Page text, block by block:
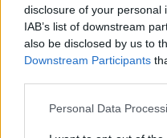
disclosure of your personal
IAB’s list of downstream
also be disclosed by us to
Downstream Participants
Personal Data
Svarbiausia
priemonė. Investavimo
situacijos,
Kodėl verta skirti laiko